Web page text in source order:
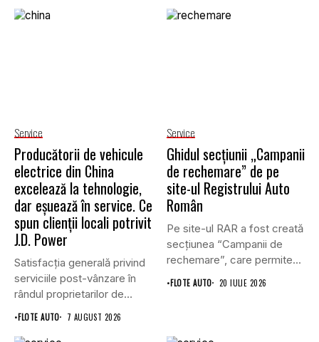
Service
Producătorii de vehicule
electrice din China
excelează la tehnologie,
dar eșuează în service. Ce
spun clienții locali potrivit
J.D. Power
Satisfacția generală privind
serviciile post-vânzare în
rândul proprietarilor de
vehicule cu energie...
•FLOTE AUTO 7 AUGUST 2026
Service
Ghidul secțiunii „Campanii
de rechemare” de pe
site-ul Registrului Auto
Român
Pe site-ul RAR a fost creată
secțiunea “Campanii de
rechemare”, care permite...
•FLOTE AUTO 20 IULIE 2026